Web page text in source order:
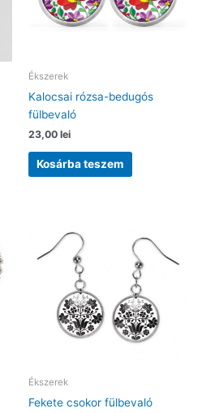
Ékszerek
Kalocsai rózsa-bedugós
fülbevaló
23,00 lei
Kosárba teszem
Ékszerek
Fekete csokor fülbevaló